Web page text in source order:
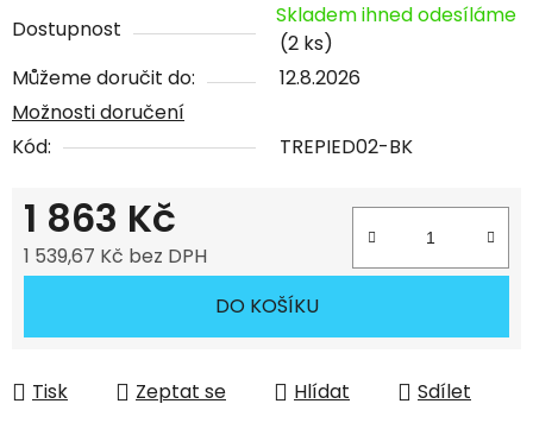
Dostupnost
Skladem ihned odesíláme
(2 ks)
Můžeme doručit do:
12.8.2026
Možnosti doručení
Kód:
TREPIED02-BK
1 863 Kč
1 539,67 Kč bez DPH
DO KOŠÍKU
Tisk Zeptat se Hlídat Sdílet